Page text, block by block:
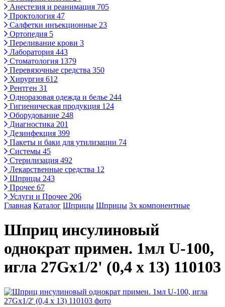
Анестезия и реанимация 705
Проктология 47
Салфетки инъекционные 23
Ортопедия 5
Переливание крови 3
Лаборатория 443
Стоматология 1379
Перевязочные средства 350
Хирургия 612
Рентген 31
Одноразовая одежда и белье 244
Гигиеническая продукция 124
Оборудование 248
Диагностика 201
Дезинфекция 399
Пакеты и баки для утилизации 74
Системы 45
Стерилизация 492
Лекарственные средства 12
Шприцы 243
Прочее 67
Услуги и Прочее 206
Главная Каталог Шприцы Шприцы 3х компонентные
Шприц инсулиновый
однократ примен. 1мл U-100,
игла 27Gх1/2' (0,4 x 13) 110103